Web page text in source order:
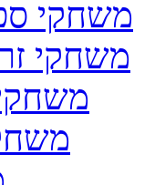
משחקי
משחקי